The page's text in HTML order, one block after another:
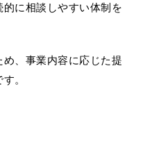
に相談しやすい体制を
、事業内容に応じた提
。